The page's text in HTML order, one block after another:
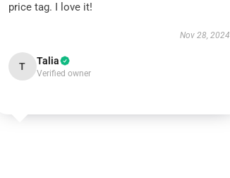
price tag. I love it!
Nov 28, 2024
T Talia
Verified owner